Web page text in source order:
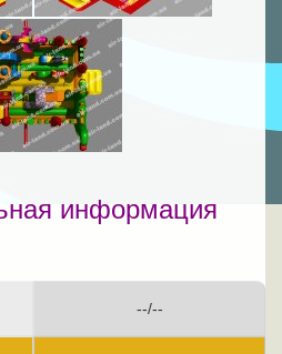
информация
--/--